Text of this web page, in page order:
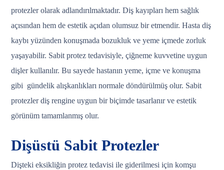
protezler olarak adlandırılmaktadır. Diş kayıpları hem sağlık
açısından hem de estetik açıdan olumsuz bir etmendir. Hasta diş
kaybı yüzünden konuşmada bozukluk ve yeme içmede zorluk
yaşayabilir. Sabit protez tedavisiyle, çiğneme kuvvetine uygun
dişler kullanılır. Bu sayede hastanın yeme, içme ve konuşma
gibi gündelik alışkanlıkları normale döndürülmüş olur. Sabit
protezler diş rengine uygun bir biçimde tasarlanır ve estetik
görünüm tamamlanmış olur.
Dişüstü Sabit Protezler
Dişteki eksikliğin protez tedavisi ile giderilmesi için komşu